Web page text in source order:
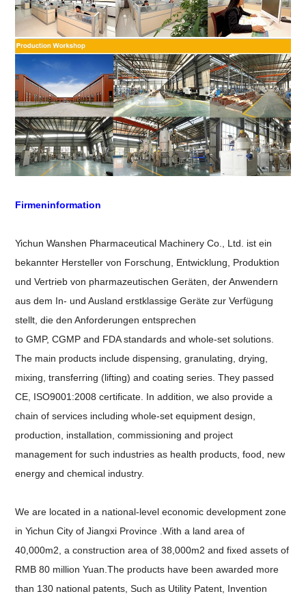
Firmeninformation
Yichun Wanshen Pharmaceutical Machinery Co., Ltd. ist ein
bekannter Herstellervon Forschung, Entwicklung, Produktion
und Vertrieb von pharmazeutischen Geräten, derAnwendern
aus dem In- und Ausland erstklassigeGeräte zur Verfügung
stellt, die den Anforderungen entsprechen
to GMP, CGMP and FDA standards and whole-setsolutions.
The main products include dispensing, granulating, drying,
mixing, transferring (lifting) and coating series. They passed
CE, ISO9001:2008 certificate. In addition, we also provide a
chain of services including whole-set equipment design,
production, installation,commissioning and project
management for such industries as health products,food, new
energy and chemical industry.
We are located in a national-level economic development zone
in Yichun Cityof Jiangxi Province .With a land area of
40,000m2, a construction area of38,000m2 and fixed assets of
RMB 80 million Yuan.The products have been awarded more
than 130 national patents, Such as Utility Patent, Invention